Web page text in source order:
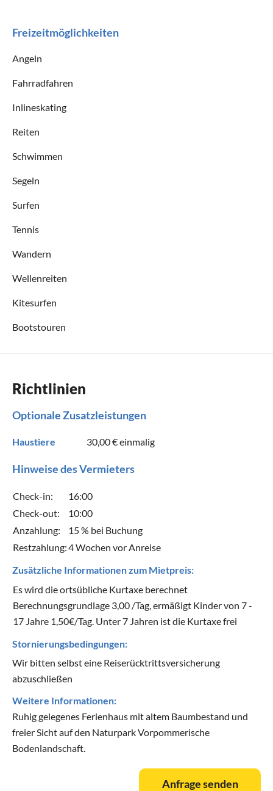
Freizeitmöglichkeiten
Angeln
Fahrradfahren
Inlineskating
Reiten
Schwimmen
Segeln
Surfen
Tennis
Wandern
Wellenreiten
Kitesurfen
Bootstouren
Richtlinien
Optionale Zusatzleistungen
Haustiere 30,00 €einmalig
Hinweise des Vermieters
Check-in:
16:00
Check-out:
10:00
Anzahlung:
15 % bei Buchung
Restzahlung:4 Wochen vor Anreise
Zusätzliche Informationen zum Mietpreis:
Es wird die ortsübliche Kurtaxe berechnet
Berechnungsgrundlage 3,00 /Tag, ermäßigt Kinder von 7 -
17 Jahre 1,50€/Tag. Unter 7 Jahren ist die Kurtaxe frei
Stornierungsbedingungen:
Wir bitten selbst eine Reiserücktrittsversicherung
abzuschließen
Weitere Informationen:
Ruhig gelegenes Ferienhaus mit altem Baumbestand und
freier Sicht auf den Naturpark Vorpommerische
Bodenlandschaft.
Anfrage senden